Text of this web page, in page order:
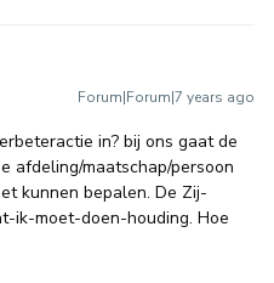
Forum|Forum|7 years ago
in? bij ons gaat de
afdeling/maatschap/persoon
kunnen bepalen. De Zij-
ik-moet-doen-houding. Hoe